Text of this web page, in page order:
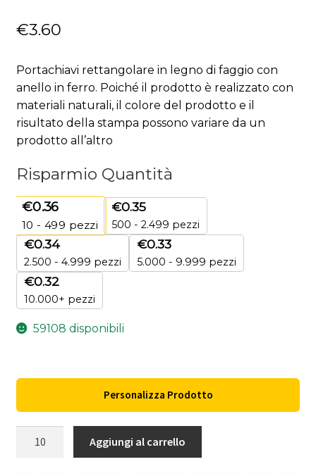
€3.60
Portachiavi rettangolare in legno di faggio con
anello in ferro. Poiché il prodotto è realizzato con
materiali naturali, il colore del prodotto e il
risultato della stampa possono variare da un
prodotto all’altro
Risparmio Quantità
€0.36
10 - 499 pezzi
€0.35
500 - 2.499 pezzi
€0.34
2.500 - 4.999 pezzi
€0.33
5.000 - 9.999 pezzi
€0.32
10.000+ pezzi
59108 disponibili
Personalizza Prodotto
Aggiungi al carrello